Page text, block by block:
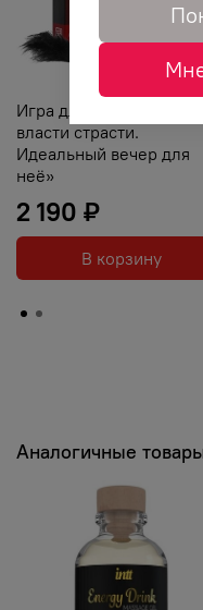
Игра для двоих «Во
власти страсти.
Идеальный вечер для
неё»
2 190 ₽
В корзину
Аналогичные